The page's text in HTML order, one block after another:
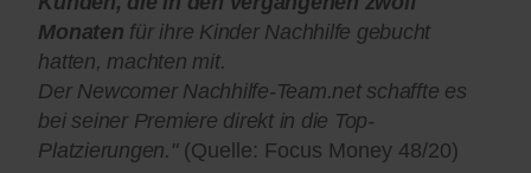
Monaten für ihre Kinder Nachhilfe gebucht
hatten, machten mit.
Der Newcomer Nachhilfe-Team.net schaffte es
bei seiner Premiere direkt in die Top-
Platzierungen."(Quelle: Focus Money 48/20)